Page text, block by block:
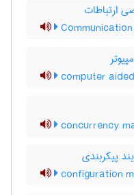
ارتباطات
computer
concurrency
پیکربندی
configuration